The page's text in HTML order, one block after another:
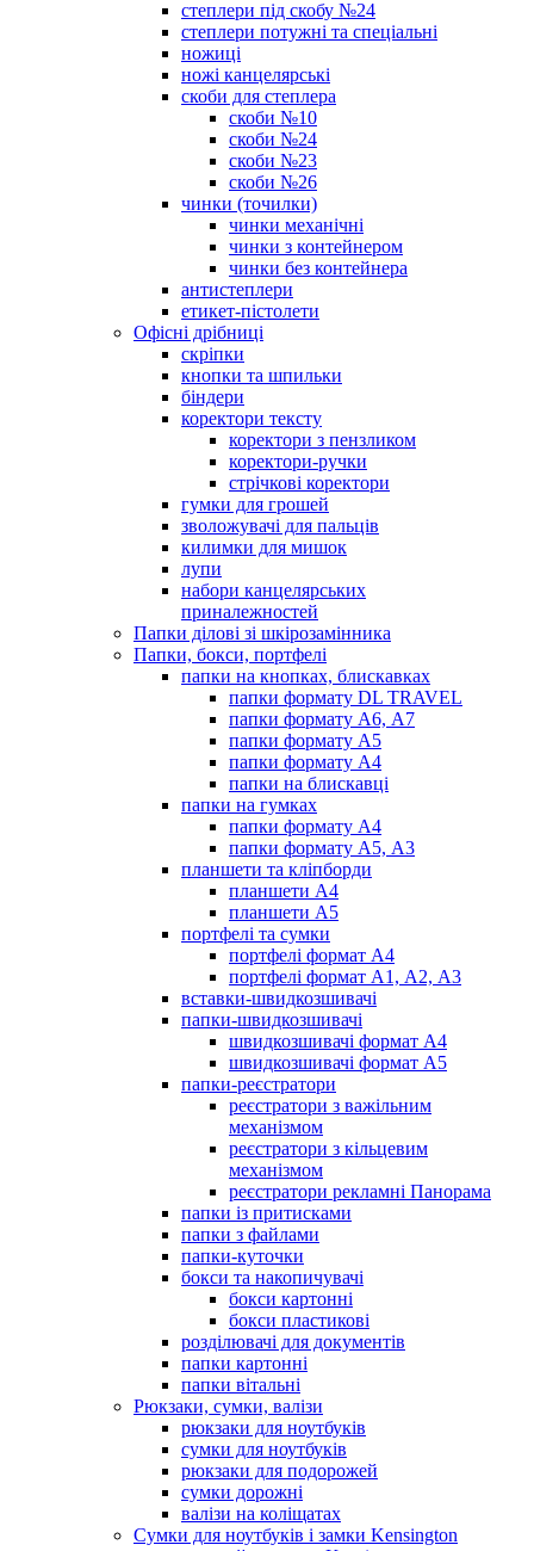
степлери під скобу №24
степлери потужні та спеціальні
ножиці
ножі канцелярські
скоби для степлера
скоби №10
скоби №24
скоби №23
скоби №26
чинки (точилки)
чинки механічні
чинки з контейнером
чинки без контейнера
антистеплери
етикет-пістолети
Офісні дрібниці
скріпки
кнопки та шпильки
біндери
коректори тексту
коректори з пензликом
коректори-ручки
стрічкові коректори
гумки для грошей
зволожувачі для пальців
килимки для мишок
лупи
набори канцелярських
приналежностей
Папки ділові зі шкірозамінника
Папки, бокси, портфелі
папки на кнопках, блискавках
папки формату DL TRAVEL
папки формату А6, А7
папки формату А5
папки формату А4
папки на блискавці
папки на гумках
папки формату А4
папки формату А5, А3
планшети та кліпборди
планшети А4
планшети А5
портфелі та сумки
портфелі формат А4
портфелі формат А1, А2, А3
вставки-швидкозшивачі
папки-швидкозшивачі
швидкозшивачі формат А4
швидкозшивачі формат А5
папки-реєстратори
реєстратори з важільним
механізмом
реєстратори з кільцевим
механізмом
реєстратори рекламні Панорама
папки із притисками
папки з файлами
папки-куточки
бокси та накопичувачі
бокси картонні
бокси пластикові
розділювачі для документів
папки картонні
папки вітальні
Рюкзаки, сумки, валізи
рюкзаки для ноутбуків
сумки для ноутбуків
рюкзаки для подорожей
сумки дорожні
валізи на коліщатах
Сумки для ноутбуків і замки Kensington